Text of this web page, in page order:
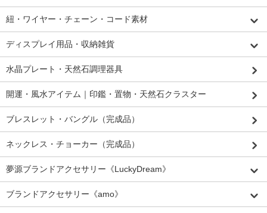
紐・ワイヤー・チェーン・コード素材
ディスプレイ用品・収納雑貨
水晶プレート・天然石調理器具
開運・風水アイテム｜印鑑・置物・天然石クラスター
ブレスレット・バングル（完成品）
ネックレス・チョーカー（完成品）
夢源ブランドアクセサリー《LuckyDream》
ブランドアクセサリー《amo》